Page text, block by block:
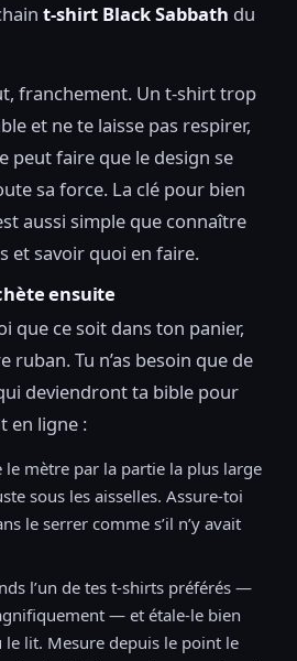
t-shirt Black Sabbath du
franchement. Un t-shirt trop
et ne te laisse pas respirer,
peut faire que le design se
sa force. La clé pour bien
aussi simple que connaître
et savoir quoi en faire.
ensuite
que ce soit dans ton panier,
Tu n’as besoin que de
deviendront ta bible pour
en ligne :
le mètre par la partie la plus large
sous les aisselles. Assure-toi
le serrer comme s’il n’y avait
l’un de tes t-shirts préférés —
— et étale-le bien
le lit. Mesure depuis le point le